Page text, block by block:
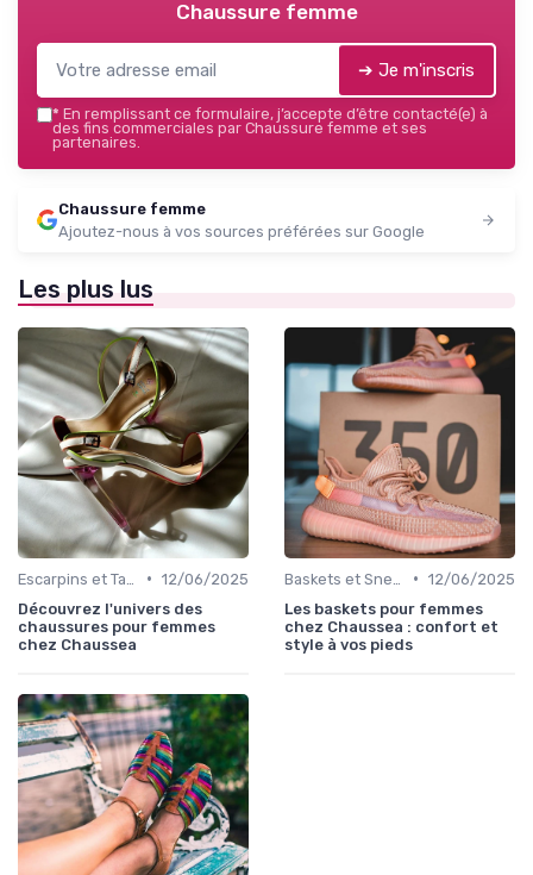
Chaussure femme
➔ Je m'inscris
* En remplissant ce formulaire, j’accepte d’être contacté(e) à
des fins commerciales par Chaussure femme et ses
partenaires.
Chaussure femme
Ajoutez-nous à vos sources préférées sur Google
Les plus lus
• 12/06/2025
Découvrez l'univers des
chaussures pour femmes
chez Chaussea
• 12/06/2025
Les baskets pour femmes
chez Chaussea : confort et
style à vos pieds